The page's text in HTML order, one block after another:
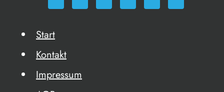
Start
Kontakt
Impressum